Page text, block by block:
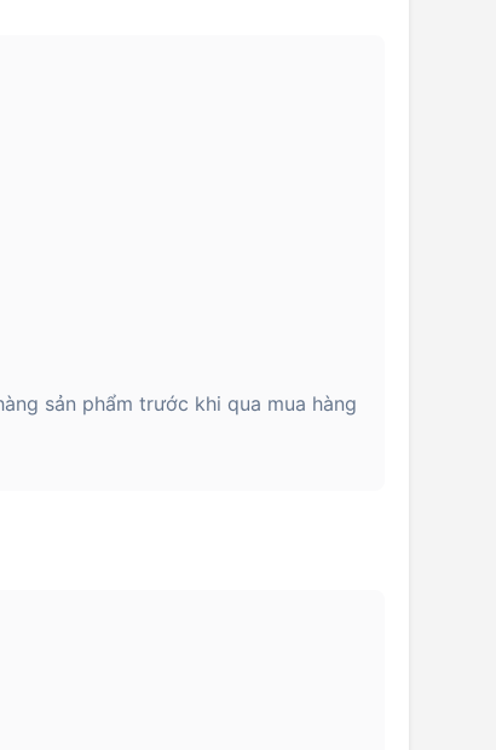
sản phẩm trước khi qua mua hàng